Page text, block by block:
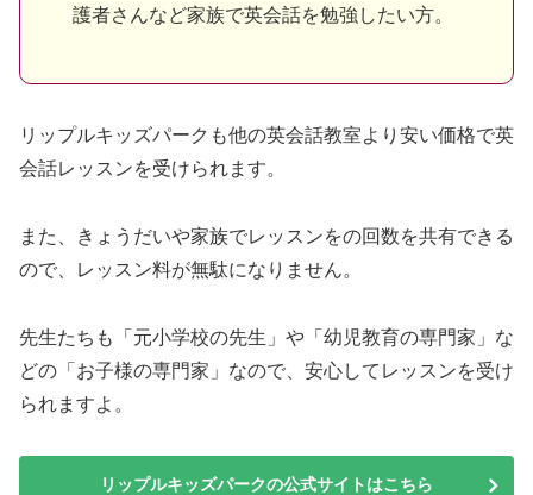
護者さんなど家族で英会話を勉強したい方。
リップルキッズパークも他の英会話教室より安い価格で英
会話レッスンを受けられます。
また、きょうだいや家族でレッスンをの回数を共有できる
ので、レッスン料が無駄になりません。
先生たちも「元小学校の先生」や「幼児教育の専門家」な
どの「お子様の専門家」なので、安心してレッスンを受け
られますよ。
リップルキッズパークの公式サイトはこちら